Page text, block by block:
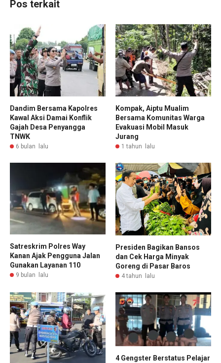
Pos terkait
Dandim Bersama Kapolres
Kawal Aksi Damai Konflik
Gajah Desa Penyangga
TNWK
6 bulan lalu
Kompak, Aiptu Mualim
Bersama Komunitas Warga
Evakuasi Mobil Masuk
Jurang
1 tahun lalu
Satreskrim Polres Way
Kanan Ajak Pengguna Jalan
Gunakan Layanan 110
9 bulan lalu
Presiden Bagikan Bansos
dan Cek Harga Minyak
Goreng di Pasar Baros
4 tahun lalu
4 Gengster Berstatus Pelajar